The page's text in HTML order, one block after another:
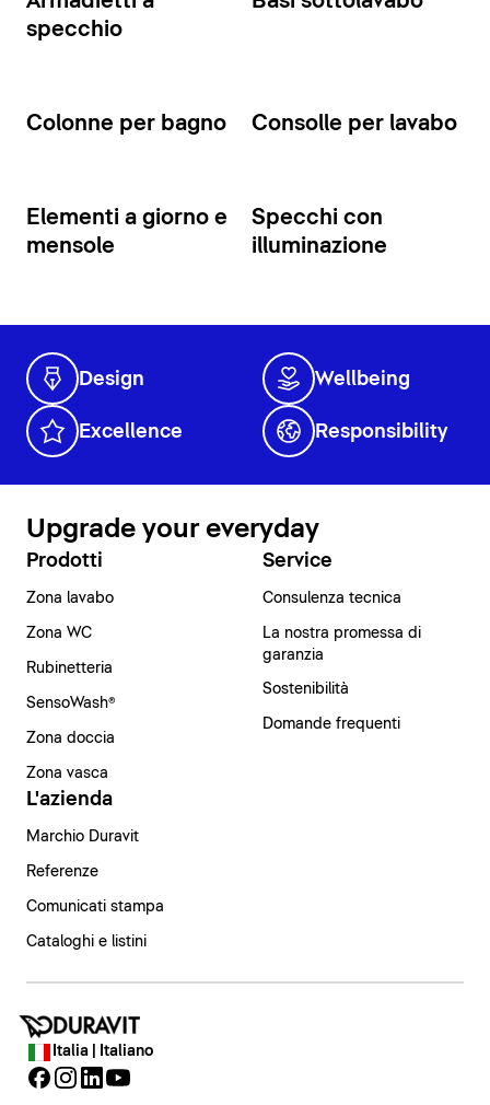
specchio
Colonne per bagno Consolle per lavabo
Elementi a giorno e
mensole
Specchi con
illuminazione
Design Wellbeing
Excellence Responsibility
Upgrade your everyday
Prodotti
Zona lavabo
Zona WC
Rubinetteria
SensoWash®
Zona doccia
Zona vasca
Service
Consulenza tecnica
La nostra promessa di
garanzia
Sostenibilità
Domande frequenti
L'azienda
Marchio Duravit
Referenze
Comunicati stampa
Cataloghi e listini
Italia | Italiano